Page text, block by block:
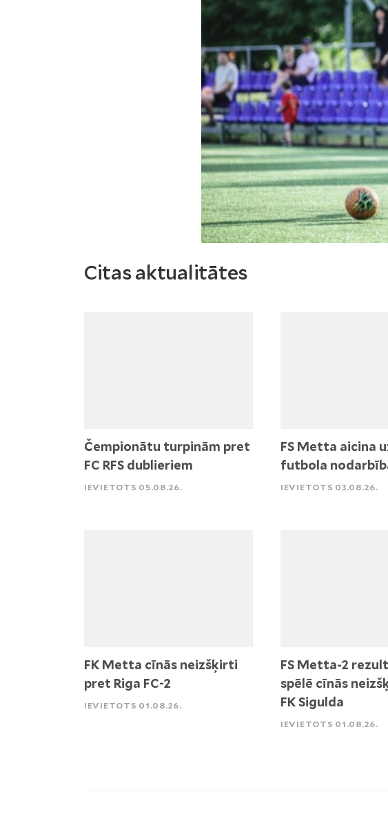
Citas aktualitātes
Čempionātu turpinām pret
FC RFS dublieriem
IEVIETOTS 05.08.26.
FS Metta aicina
futbola
IEVIETOTS 03.08.26.
FK Metta cīnās neizšķirti
pret Riga FC-2
IEVIETOTS 01.08.26.
FS Metta-2
spēlē cīnās
FK Sigulda
IEVIETOTS 01.08.26.